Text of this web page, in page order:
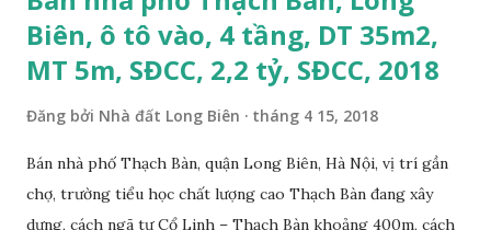
Biên, ô tô vào, 4 tầng, DT 35m2,
MT 5m, SĐCC, 2,2 tỷ, SĐCC, 2018
Đăng bởi Nhà đất Long Biên tháng 4 15, 2018
Bán nhà phố Thạch Bàn, quận Long Biên, Hà Nội, vị trí gần
chợ, trường tiểu học chất lượng cao Thạch Bàn đang xây
dựng, cách ngã tư Cổ Linh – Thạch Bàn khoảng 400m, cách